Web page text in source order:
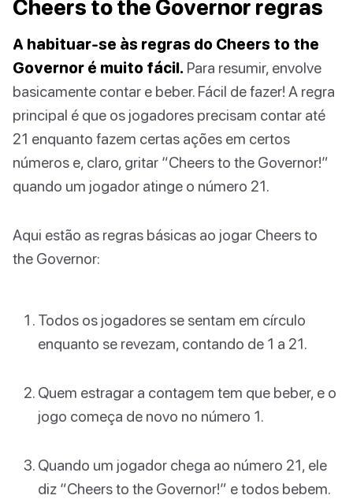
Cheers to the Governor regras
A habituar-se às regras do Cheers to the
Governor é muito fácil. Para resumir, envolve
basicamente contar e beber. Fácil de fazer! A regra
principal é que os jogadores precisam contar até
21 enquanto fazem certas ações em certos
números e, claro, gritar “Cheers to the Governor!”
quando um jogador atinge o número 21.
Aqui estão as regras básicas ao jogar Cheers to
the Governor:
Todos os jogadores se sentam em círculo
enquanto se revezam, contando de 1 a 21.
Quem estragar a contagem tem que beber, e o
jogo começa de novo no número 1.
Quando um jogador chega ao número 21, ele
diz “Cheers to the Governor!” e todos bebem.